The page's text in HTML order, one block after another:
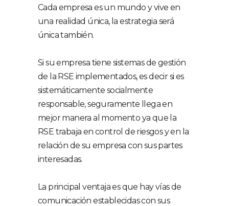
Cada empresa es un mundo y vive en
una realidad única, la estrategia será
única también.
Si su empresa tiene sistemas de gestión
de la RSE implementados, es decir si es
sistemáticamente socialmente
responsable, seguramente llega en
mejor manera al momento ya que la
RSE trabaja en control de riesgos y en la
relación de su empresa con sus partes
interesadas.
La principal ventaja es que hay vías de
comunicación establecidas con sus